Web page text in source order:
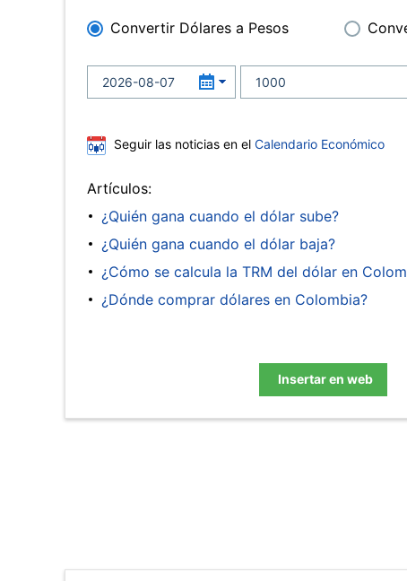
Convertir Dólares a Pesos
Seguir las noticias en el Calendario Económico
Artículos:
¿Quién gana cuando el dólar sube?
¿Quién gana cuando el dólar baja?
¿Cómo se calcula la TRM del dólar en
¿Dónde comprar dólares en Colombia?
Insertar en web